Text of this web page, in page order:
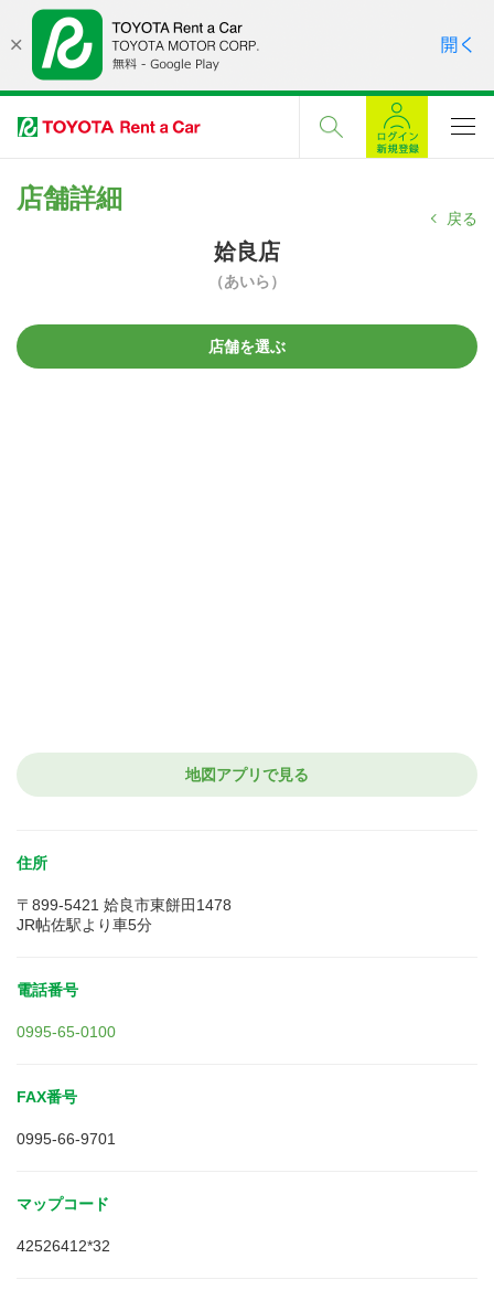
店舗詳細
戻る
姶良店
（あいら）
店舗を選ぶ
地図アプリで見る
住所
〒899-5421 姶良市東餅田1478
JR帖佐駅より車5分
電話番号
0995-65-0100
FAX番号
0995-66-9701
マップコード
42526412*32